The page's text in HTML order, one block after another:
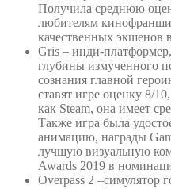
Получила среднюю
любителям
качественных экшенов
Gris – инди-
глубины измученного
сознания главной
ставят игре оценку 8/
как Steam, она имеет
Также игра была
анимацию, награды
лучшую визуальную
Awards 2019 в
Overpass 2 –симулятор